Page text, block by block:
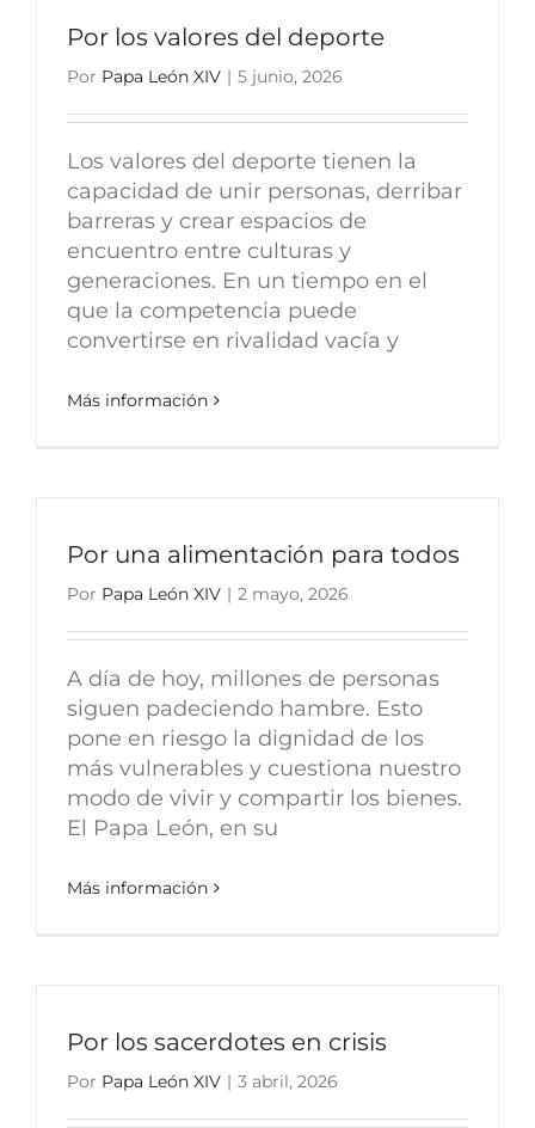
Por los valores del deporte
Por Papa León XIV | 5 junio, 2026
Los valores del deporte tienen la
capacidad de unir personas, derribar
barreras y crear espacios de
encuentro entre culturas y
generaciones. En un tiempo en el
que la competencia puede
convertirse en rivalidad vacía y
Más información
Por una alimentación para todos
Por Papa León XIV | 2 mayo, 2026
A día de hoy, millones de personas
siguen padeciendo hambre. Esto
pone en riesgo la dignidad de los
más vulnerables y cuestiona nuestro
modo de vivir y compartir los bienes.
El Papa León, en su
Más información
Por los sacerdotes en crisis
Por Papa León XIV | 3 abril, 2026